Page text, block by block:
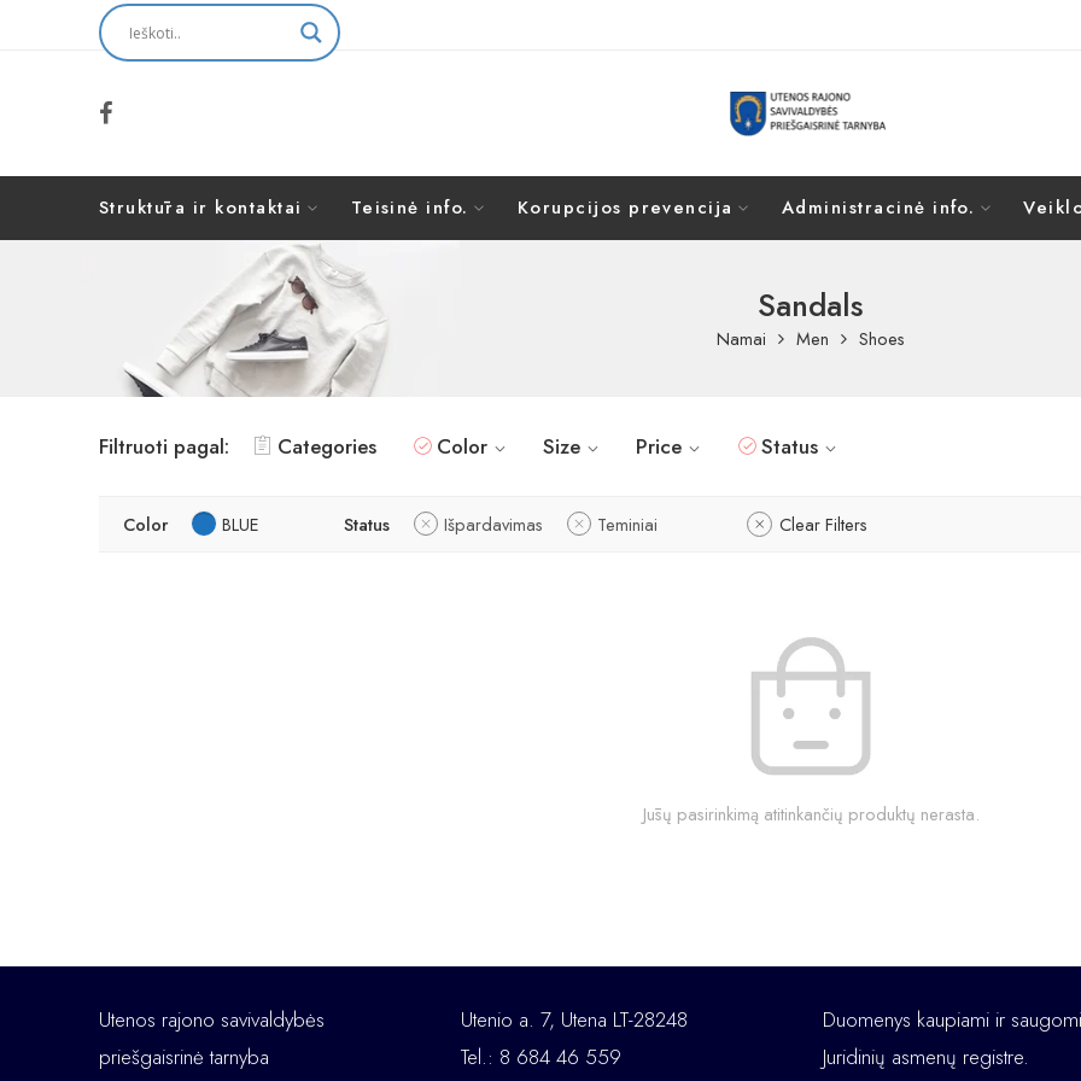
Struktūra ir kontaktai Teisinė info. Korupcijos prevencija Administracinė info.
Sandals
Namai Men Shoes
Filtruoti pagal: Categories Color Size Price Status
Color BLUE Status Išpardavimas Teminiai Clear Filters
Jūsų pasirinkimą atitinkančių produktų nerasta.
Utenos rajono savivaldybės
priešgaisrinė tarnyba
Utenio a. 7, Utena LT-28248
Tel.: 8 684 46 559
Duomenys kaupiami ir saugomi
Juridinių asmenų registre.